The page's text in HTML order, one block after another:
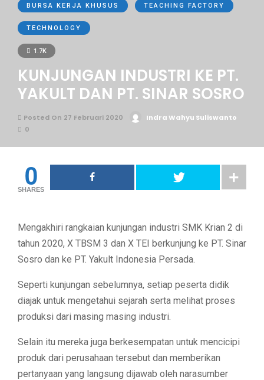
BURSA KERJA KHUSUS TEACHING FACTORY
TECHNOLOGY
1.7K
KUNJUNGAN INDUSTRI KE PT.
YAKULT DAN PT. SINAR SOSRO
Posted On 27 Februari 2020
Indra Wahyu Suliswanto
0
0
SHARES
Mengakhiri rangkaian kunjungan industri SMK Krian 2 di
tahun 2020, X TBSM 3 dan X TEI berkunjung ke PT. Sinar
Sosro dan ke PT. Yakult Indonesia Persada.
Seperti kunjungan sebelumnya, setiap peserta didik
diajak untuk mengetahui sejarah serta melihat proses
produksi dari masing masing industri.
Selain itu mereka juga berkesempatan untuk mencicipi
produk dari perusahaan tersebut dan memberikan
pertanyaan yang langsung dijawab oleh narasumber